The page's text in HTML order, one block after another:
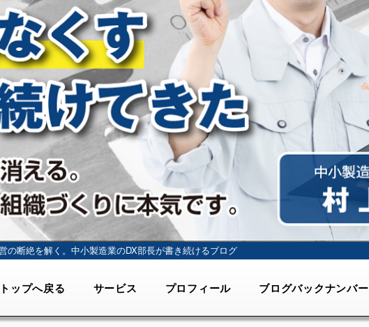
の断絶を解く。 中小製造業のDX部長が書き続けるブログ
トップへ戻る サービス プロフィール ブログバックナンバー